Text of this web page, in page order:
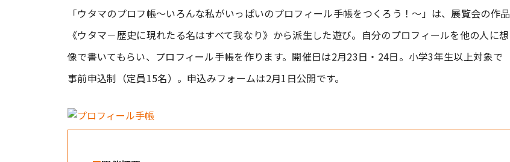
「ウタマのプロフ帳～いろんな私がいっぱいのプロフィール手帳をつくろう！～」は、展覧会の作品
《ウタマ－歴史に現れたる名はすべて我なり》から派生した遊び。自分のプロフィールを他の人に想
像で書いてもらい、プロフィール手帳を作ります。開催日は2月23日・24日。小学3年生以上対象で
事前申込制（定員15名）。申込みフォームは2月1日公開です。